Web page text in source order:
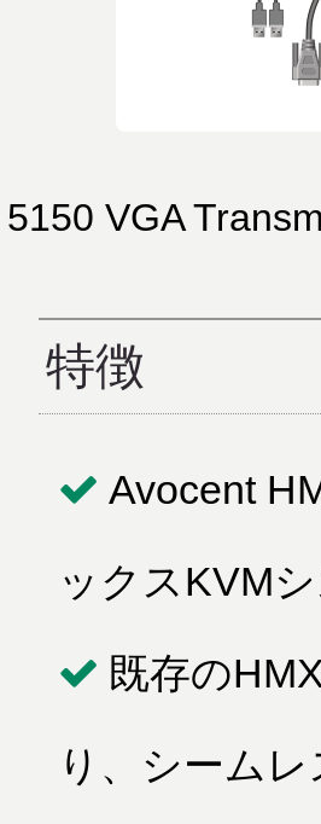
5150 VGA
特徴
Avocent
ックスKVM
既存の
り、シーム